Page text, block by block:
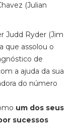
(Julian
Judd Ryder (Jim
que assolou o
de
a ajuda da sua
do número
um dos seus
sucessos